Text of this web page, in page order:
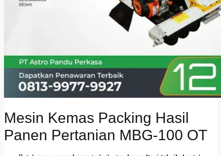
Mesin Kemas Packing Hasil
Panen Pertanian MBG-100 OT